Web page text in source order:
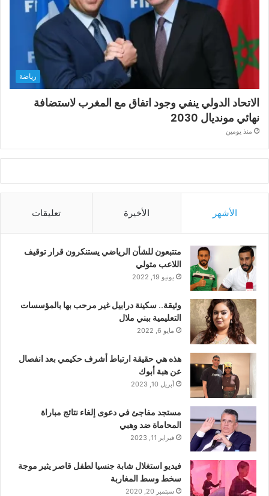
رياضة
الاتحاد الدولي ينفي وجود اتفاق مع المغرب لاستضافة
نهائي مونديال 2030
منذ يومين
الأشهر الأخيرة تعليقات
متتبعون للشأن الرياضي يستنكرون قرار توقيف
اللاعب متولي
يونيو 19, 2022
وثيقة.. سكينة درابيل غير مرحب بها بالمؤسسات
التعليمية ببني ملال
مايو 6, 2022
هذه هي حقيقة ارتباط أشرف حكيمي بعد انفصال
عن هبة أبوك
أبريل 10, 2023
مستجد مفاجئ في دعوى إلغاء نتائج مباراة
المحاماة ضد وهبي
فبراير 11, 2023
فيديو استغلال شابة جنسيا لطفل قاصر يثير موجة
سخط وسط المغاربة
سبتمبر 20, 2020